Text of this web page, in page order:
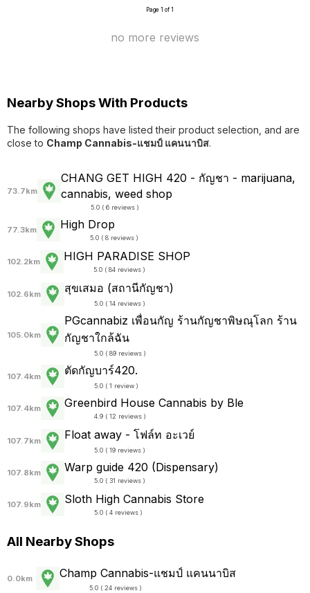
Page 1 of 1
no more reviews
Nearby Shops With Products
The following shops have listed their product selection, and are
close to Champ Cannabis-แชมป์ แคนนาบิส.
73.7km
CHANG GET HIGH 420 - กัญชา - marijuana,
cannabis, weed shop
5.0 ( 6 reviews )
77.3km High Drop
5.0 ( 8 reviews )
102.2km HIGH PARADISE SHOP
5.0 ( 84 reviews )
102.6km สุขเสมอ (สถานีกัญชา)
5.0 ( 14 reviews )
105.0km
PGcannabiz เพื่อนกัญ ร้านกัญชาพิษณุโลก ร้าน
กัญชาใกล้ฉัน
5.0 ( 89 reviews )
107.4km ตัดกัญบาร์420.
5.0 ( 1 review )
107.4km Greenbird House Cannabis by Ble
4.9 ( 12 reviews )
107.7km Float away - โฟล์ท อะเวย์
5.0 ( 19 reviews )
107.8km Warp guide 420 (Dispensary)
5.0 ( 31 reviews )
107.9km Sloth High Cannabis Store
5.0 ( 4 reviews )
All Nearby Shops
0.0km Champ Cannabis-แชมป์ แคนนาบิส
5.0 ( 24 reviews )